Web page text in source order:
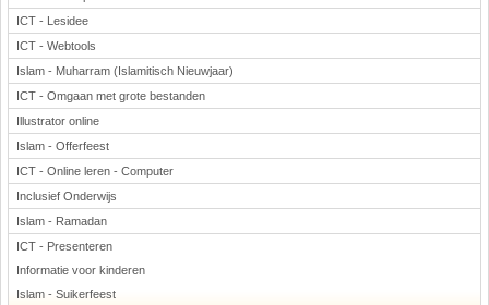
ICT - Lesidee
ICT - Webtools
Islam - Muharram (Islamitisch Nieuwjaar)
ICT - Omgaan met grote bestanden
Illustrator online
Islam - Offerfeest
ICT - Online leren - Computer
Inclusief Onderwijs
Islam - Ramadan
ICT - Presenteren
Informatie voor kinderen
Islam - Suikerfeest